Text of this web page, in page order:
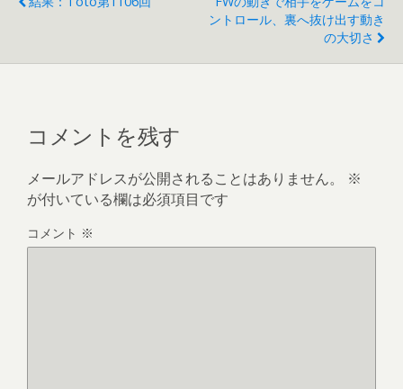
k
ントロール、裏へ抜け出す動き
の大切さ
コメントを残す
メールアドレスが公開されることはありません。
※
が付いている欄は必須項目です
コメント ※